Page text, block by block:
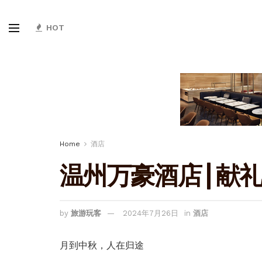
HOT
Home 酒店
温州万豪酒店 | 献
by 旅游玩客 2024年7月26日 in 酒店
月到中秋，人在归途